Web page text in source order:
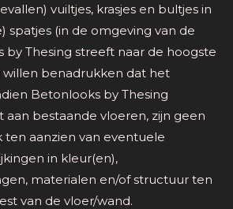
vuiltjes, krasjes en bultjes in
spatjes (in de omgeving van de
by Thesing streeft naar de hoogste
willen benadrukken dat het
Betonlooks by Thesing
aan bestaande vloeren, zijn geen
aanzien van eventuele
in kleur(en),
materialen en/of structuur ten
van de vloer/wand.